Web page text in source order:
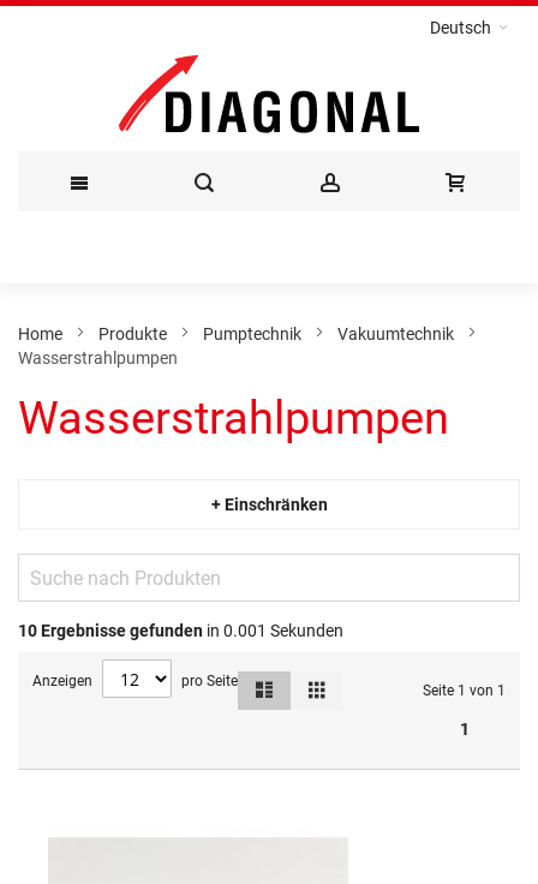
Deutsch
Inhalt
Home Produkte Pumptechnik
Vakuumtechnik
Wasserstrahlpumpen
Wasserstrahlpumpen
+ Einschränken
10Ergebnisse gefunden in 0.001 Sekunden
Anzeigen pro Seite
Seite 1 von 1
1
Ansicht